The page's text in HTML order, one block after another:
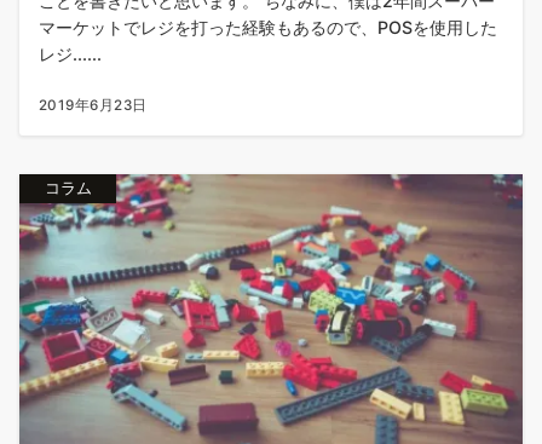
マーケットでレジを打った経験もあるので、POSを使用した
レジ......
2019年6月23日
コラム